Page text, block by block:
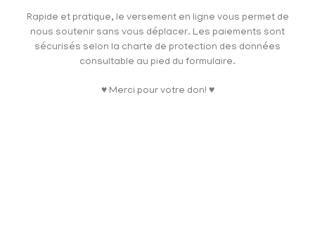
Rapide et pratique, le versement en ligne vous permet de
nous soutenir sans vous déplacer. Les paiements sont
sécurisés selon la charte de protection des données
consultable au pied du formulaire.
♥ Merci pour votre don! ♥